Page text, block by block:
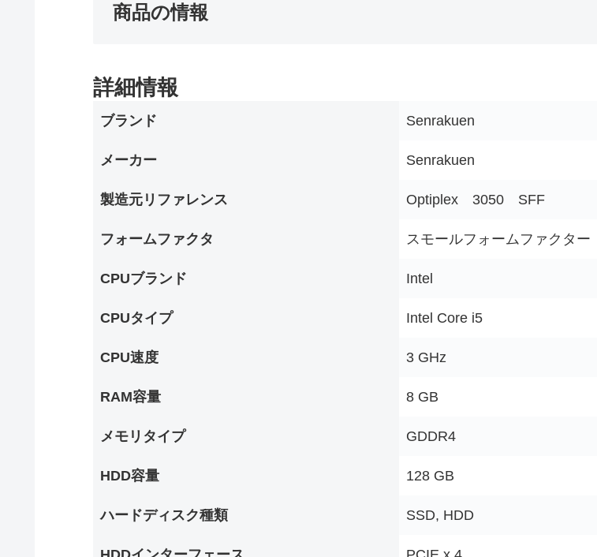
商品の情報
詳細情報
ブランド ‎Senrakuen
メーカー ‎Senrakuen
製造元リファレンス ‎Optiplex 3050 SFF
フォームファクタ ‎スモールフォームファクター
CPUブランド ‎Intel
CPUタイプ ‎Intel Core i5
CPU速度 ‎3 GHz
RAM容量 ‎8 GB
メモリタイプ ‎GDDR4
HDD容量 ‎128 GB
ハードディスク種類 ‎SSD, HDD